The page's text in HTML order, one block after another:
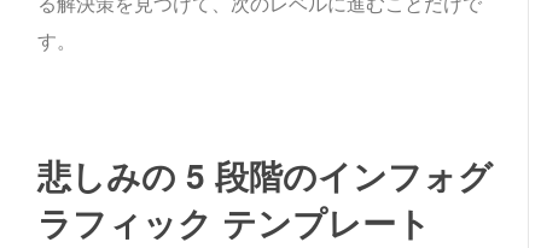
す。
悲しみの 5 段階のインフォグ
ラフィック テンプレート